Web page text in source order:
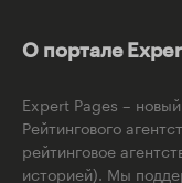
О портале
Expert Pages –
Рейтингового
рейтинговое
историей). Мы